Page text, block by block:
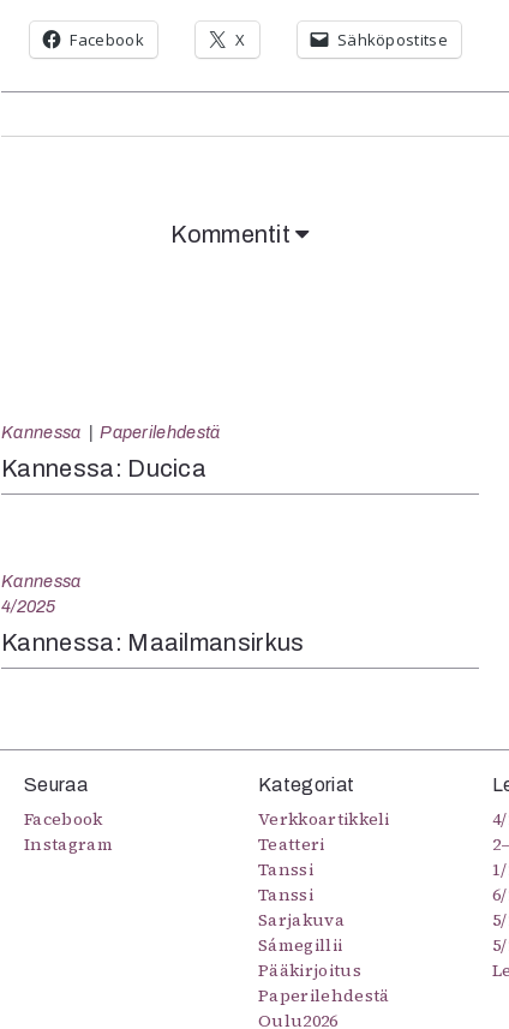
Facebook X Sähköpostitse
Kommentit
Kannessa Paperilehdestä
Kannessa: Ducica
Kannessa
4/2025
Kannessa: Maailmansirkus
Seuraa
Facebook
Instagram
Kategoriat
Verkkoartikkeli
Teatteri
Tanssi
Tanssi
Sarjakuva
Sámegillii
Pääkirjoitus
Paperilehdestä
Oulu2026